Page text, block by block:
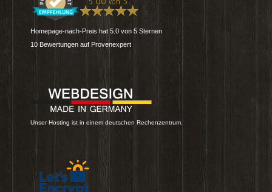
Homepage-nach-Preis hat 5.0 von 5 Sternen
10 Bewertungen auf Provenexpert
Unser Hosting ist in einem deutschen Rechenzentrum.